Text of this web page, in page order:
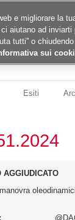
Esiti
AGGIUDICATO
e migliorare la
aiutano ad inviarti
tutti” o
sui